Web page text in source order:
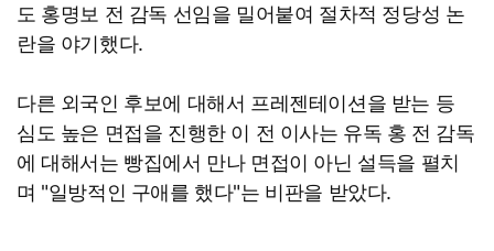
도 홍명보 전 감독 선임을 밀어붙여 절차적 정당성 논
란을 야기했다.
다른 외국인 후보에 대해서 프레젠테이션을 받는 등
심도 높은 면접을 진행한 이 전 이사는 유독 홍 전 감독
에 대해서는 빵집에서 만나 면접이 아닌 설득을 펼치
며 "일방적인 구애를 했다"는 비판을 받았다.